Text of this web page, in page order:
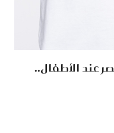
عند الأطفال..